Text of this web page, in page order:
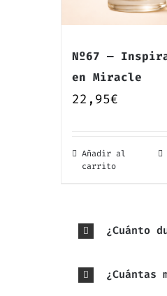
Nº67 —
en Miracle
22,95€
Añadir al
carrito
¿Cuánto
¿Cuántas